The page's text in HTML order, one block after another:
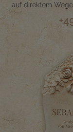
auf direktem